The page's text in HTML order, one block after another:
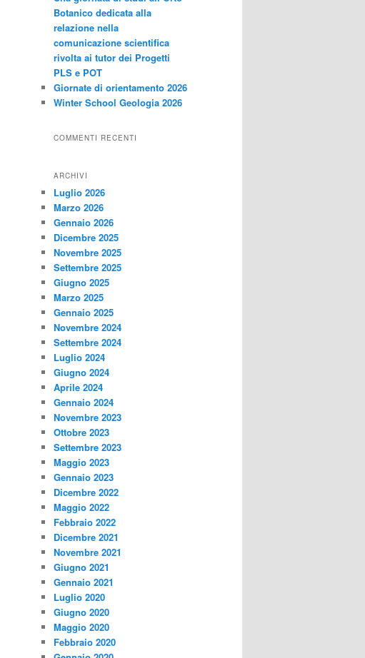
Botanico dedicata alla
relazione nella
comunicazione scientifica
rivolta ai tutor dei Progetti
PLS e POT
Giornate di orientamento 2026
Winter School Geologia 2026
COMMENTI RECENTI
ARCHIVI
Luglio 2026
Marzo 2026
Gennaio 2026
Dicembre 2025
Novembre 2025
Settembre 2025
Giugno 2025
Marzo 2025
Gennaio 2025
Novembre 2024
Settembre 2024
Luglio 2024
Giugno 2024
Aprile 2024
Gennaio 2024
Novembre 2023
Ottobre 2023
Settembre 2023
Maggio 2023
Gennaio 2023
Dicembre 2022
Maggio 2022
Febbraio 2022
Dicembre 2021
Novembre 2021
Giugno 2021
Gennaio 2021
Luglio 2020
Giugno 2020
Maggio 2020
Febbraio 2020